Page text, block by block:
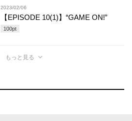
2023/02/06
【EPISODE 10(1)】“GAME ON!”
100pt
もっと見る